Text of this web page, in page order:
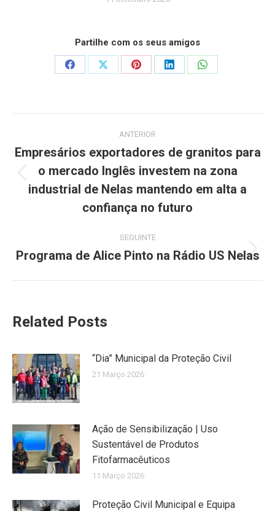
Partilhe com os seus amigos
Share
Share
Share
Share
Share
navigation
ANTERIOR
post:
Empresários exportadores de granitos para
o mercado Inglês investem na zona
industrial de Nelas mantendo em alta a
confiança no futuro
SEGUINTE
Next
Programa de Alice Pinto na Rádio US Nelas
Related Posts
“Dia” Municipal da Proteção Civil
21 Março 2026
Ação de Sensibilização | Uso
Sustentável de Produtos
Fitofarmacêuticos
11 Março 2026
Proteção Civil Municipal e Equipa